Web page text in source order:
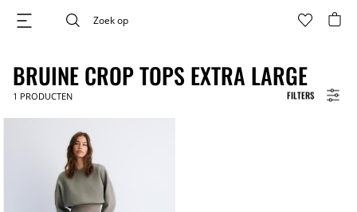
FILTERS
BRUINE CROP TOPS EXTRA LARGE
1 PRODUCTEN